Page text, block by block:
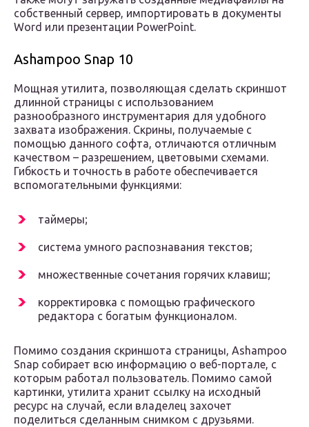
собственный сервер, импортировать в документы
Word или презентации PowerPoint.
Ashampoo Snap 10
Мощная утилита, позволяющая сделать скриншот
длинной страницы с использованием
разнообразного инструментария для удобного
захвата изображения. Скрины, получаемые с
помощью данного софта, отличаются отличным
качеством – разрешением, цветовыми схемами.
Гибкость и точность в работе обеспечивается
вспомогательными функциями:
таймеры;
система умного распознавания текстов;
множественные сочетания горячих клавиш;
корректировка с помощью графического
редактора с богатым функционалом.
Помимо создания скриншота страницы, Ashampoo
Snap собирает всю информацию о веб-портале, с
которым работал пользователь. Помимо самой
картинки, утилита хранит ссылку на исходный
ресурс на случай, если владелец захочет
поделиться сделанным снимком с друзьями.